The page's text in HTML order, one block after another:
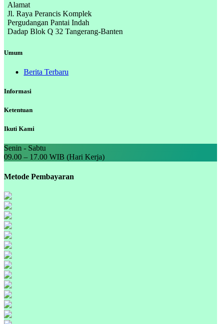
Alamat
Jl. Raya Perancis Komplek
Pergudangan Pantai Indah
Dadap Blok Q 32 Tangerang-Banten
Umum
Berita Terbaru
Informasi
Ketentuan
Ikuti Kami
Senin - Sabtu
09.00 – 17.00 WIB (Hari Kerja)
Metode Pembayaran